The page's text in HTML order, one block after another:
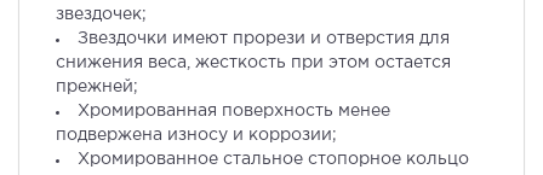
звездочек;
Звездочки имеют прорези и отверстия для
снижения веса, жесткость при этом остается
прежней;
Хромированная поверхность менее
подвержена износу и коррозии;
Хромированное стальное стопорное кольцо